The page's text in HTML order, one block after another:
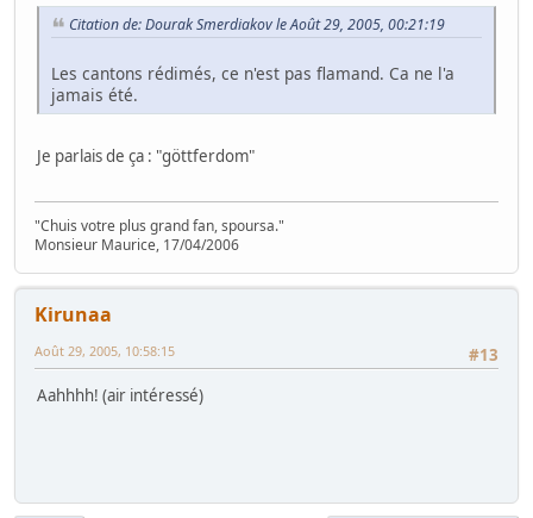
Citation de: Dourak Smerdiakov le Août 29, 2005, 00:21:19
Les cantons rédimés, ce n'est pas flamand. Ca ne l'a
jamais été.
Je parlais de ça : "göttferdom"
"Chuis votre plus grand fan, spoursa."
Monsieur Maurice, 17/04/2006
Kirunaa
#13
Août 29, 2005, 10:58:15
Aahhhh! (air intéressé)